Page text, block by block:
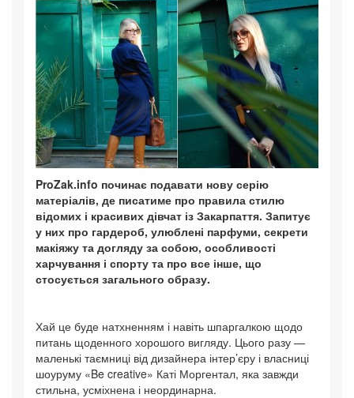
ProZak.info починає подавати нову серію
матеріалів, де писатиме про правила стилю
відомих і красивих дівчат із Закарпаття. Запитує
у них про гардероб, улюблені парфуми, секрети
макіяжу та догляду за собою, особливості
харчування і спорту та про все інше, що
стосується загального образу.
Хай це буде натхненням і навіть шпаргалкою щодо
питань щоденного хорошого вигляду. Цього разу —
маленькі таємниці від дизайнера інтер’єру і власниці
шоуруму «Be creative» Каті Моргентал, яка завжди
стильна, усміхнена і неординарна.